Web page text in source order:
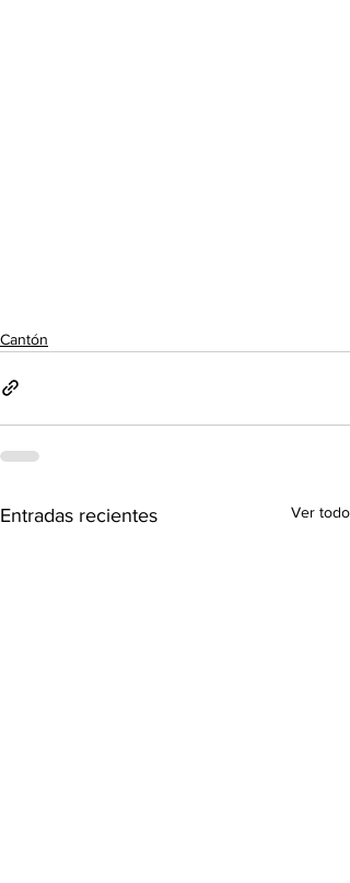
Cantón
Entradas recientes Ver todo